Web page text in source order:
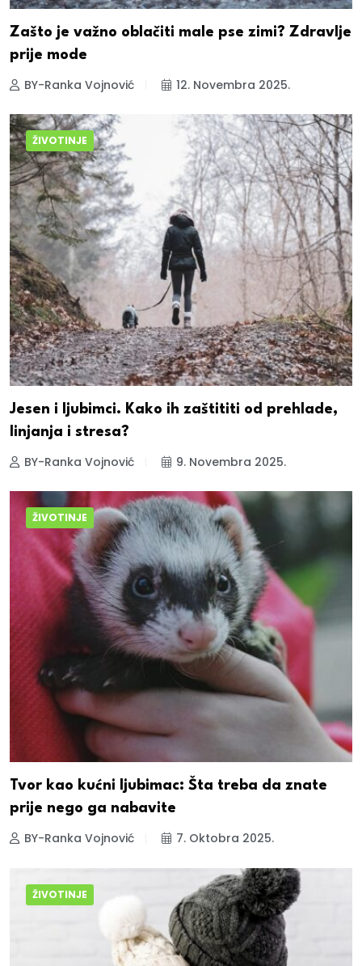
Zašto je važno oblačiti male pse zimi? Zdravlje
prije mode
BY-Ranka Vojnović 12. Novembra 2025.
ŽIVOTINJE
Jesen i ljubimci. Kako ih zaštititi od prehlade,
linjanja i stresa?
BY-Ranka Vojnović 9. Novembra 2025.
ŽIVOTINJE
Tvor kao kućni ljubimac: Šta treba da znate
prije nego ga nabavite
BY-Ranka Vojnović 7. Oktobra 2025.
ŽIVOTINJE